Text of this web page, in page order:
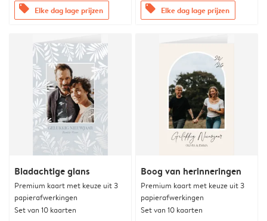
offers Elke dag lage prijzen offers Elke dag lage prijzen
Bladachtige glans
Premium kaart met keuze uit 3
papierafwerkingen
Set van 10 kaarten
Boog van herinneringen
Premium kaart met keuze uit 3
papierafwerkingen
Set van 10 kaarten